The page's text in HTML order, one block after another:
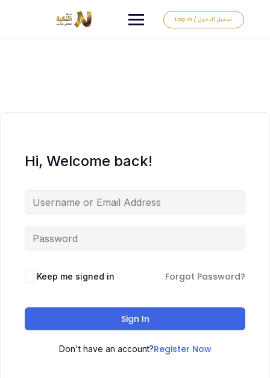
Log In / تسجيل الدخول
Hi, Welcome back!
Keep me signed in Forgot Password?
Sign In
Don't have an account?Register Now